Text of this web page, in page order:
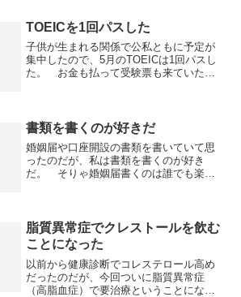
TOEICを1回パスした
子供が生まれる関係で公私ともに予定が
集中したので、5月のTOEICは1回パスし
た。 お金も払って受験票も来ていたの
書類を書くのが好きだ
婚姻届や口座開設の書類を書いていて思
ったのだが、私は書類を書くのが好き
だ。 そりゃ婚姻届書くのは誰でも楽し
する――何か自分の代わりに面倒くさい
作業をやってくれる――ためだ。 それ
を思えば書類を書くのを面倒くさがるの
はバカげている。むしろ楽しく喜んで感
謝しながら書くべきなのだ。おまけ【ニ
コニコ動画】超組曲『ニコニコ動画』
脂質異常症でクレストールを飲む
ことになった
以前から健康診断でコレステロール高め
だったのだが、今回ついに脂質異常症
（高脂血症）で要治療ということになっ